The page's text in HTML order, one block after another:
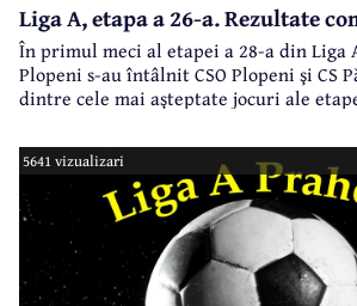
Liga A, etapa a 26-a. Rezultate
În primul meci al etapei a 28-a din Liga
Plopeni s-au întâlnit CSO Plopeni şi CS
dintre cele mai aşteptate jocuri ale
impus extrem de clar pe un teren pe
de greu. Sâmbătă, în celelalte întâlniri
victoriile în deplasare obţinute de două
subsolul clasamenului - AFC Brebu s-a
CS Ceptura la Breaza. Duminică, în
fi de semnalat doar contestaţia celor de
înfrângerea surprinzătoare de pe
5641 vizualizari